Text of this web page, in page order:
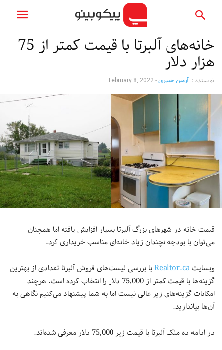
خانه‌های آلبرتا با قیمت کمتر از 75
هزار دلار
نویسنده : آرمین حیدری-
February 8, 2022
قیمت خانه در شهرهای بزرگ آلبرتا بسیار افزایش یافته اما همچنان
می‌توان با بودجه نچندان زیاد خانه‌ای مناسب خریداری کرد.
وبسایتRealtor.caبا بررسی لیست‌های فروش آلبرتا تعدادی از بهترین
گزینه‌ها با قیمت کمتر از 75,000 دلار را انتخاب کرده است. هرچند
امکانات گزینه‌های زیر عالی نیست اما به شما پیشنهاد می‌کنیم نگاهی به
آن‌ها بیاندازید.
در ادامه ده ملک آلبرتا با قیمت زیر 75,000 دلار معرفی شده‌اند.